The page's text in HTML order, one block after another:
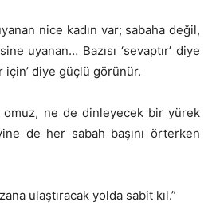
nice kadın var; sabaha değil,
uyanan… Bazısı ‘sevaptır’ diye
için’ diye güçlü görünür.
omuz, ne de dinleyecek bir yürek
de her sabah başını örterken
ulaştıracak yolda sabit kıl.”